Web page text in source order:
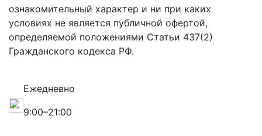
ознакомительный характер и ни при каких
условиях не является публичной офертой,
определяемой положениями Статьи 437(2)
Гражданского кодекса РФ.
Ежедневно
9:00–21:00